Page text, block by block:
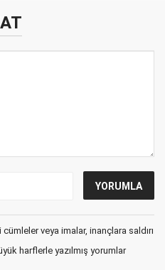
veya imalar, inançlara saldırı
harflerle yazılmış yorumlar